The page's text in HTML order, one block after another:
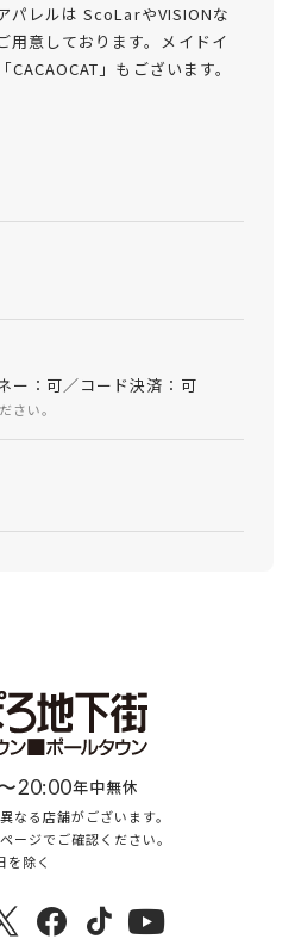
パレルは ScoLarやVISIONな
用意しております。メイドイ
」もございます。
ー：可／コード決済：可
さい。
20:00年中無休
なる店舗がございます。
ージでご確認ください。
除く